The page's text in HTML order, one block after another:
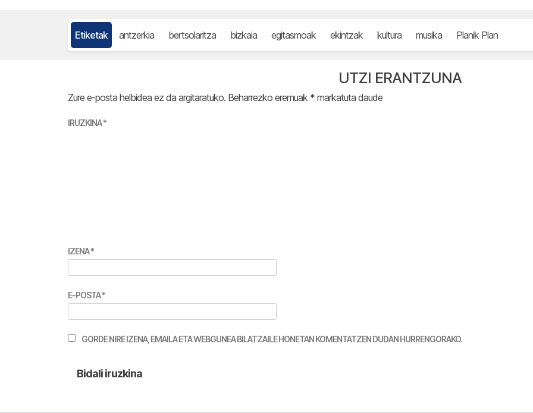
Etiketak antzerkia bertsolaritza bizkaia egitasmoak ekintzak kultura musika Planik Plan
UTZI ERANTZUNA
Zure e-posta helbidea ez da argitaratuko. Beharrezko eremuak * markatuta daude
IRUZKINA*
IZENA*
E-POSTA*
GORDE NIRE IZENA, EMAILA ETA WEBGUNEA BILATZAILE HONETAN KOMENTATZEN DUDAN HURRENGORAKO.